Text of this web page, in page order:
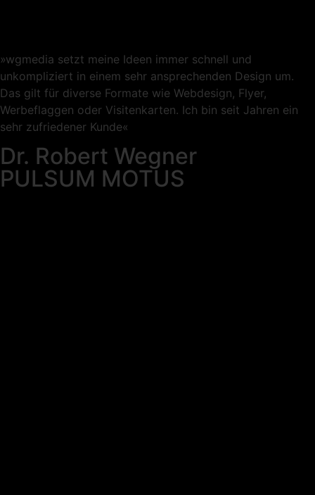
»wgmedia setzt meine Ideen immer schnell und
unkompliziert in einem sehr ansprechenden Design um.
Das gilt für diverse Formate wie Webdesign, Flyer,
Werbeflaggen oder Visitenkarten. Ich bin seit Jahren ein
sehr zufriedener Kunde«
Dr. Robert Wegner
PULSUM MOTUS